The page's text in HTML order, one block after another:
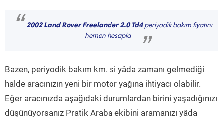
“ 2002 Land Rover Freelander 2.0 Td4periyodik bakım fiyatını
hemen hesapla
”
Bazen, periyodik bakım km. si yâda zamanı gelmediği
halde aracınızın yeni bir motor yağına ihtiyacı olabilir.
Eğer aracınızda aşağıdaki durumlardan birini yaşadığınızı
düşünüyorsanız Pratik Araba ekibini aramanızı yâda